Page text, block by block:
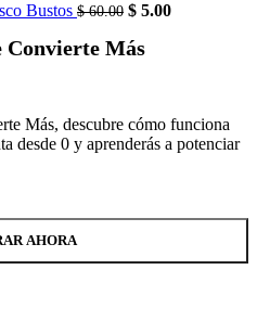
Bustos $60.00 $ 5.00
Convierte Más
Más, descubre cómo funciona
desde 0 y aprenderás a potenciar
AHORA